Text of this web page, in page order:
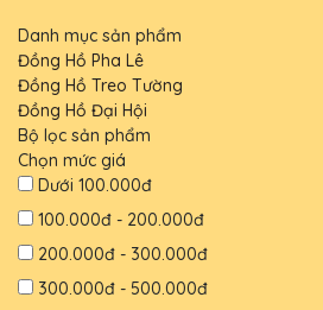
Danh mục sản phẩm
Đồng Hồ Pha Lê
Đồng Hồ Treo Tường
Đồng Hồ Đại Hội
Bộ lọc sản phẩm
Chọn mức giá
Dưới 100.000đ
100.000đ - 200.000đ
200.000đ - 300.000đ
300.000đ - 500.000đ